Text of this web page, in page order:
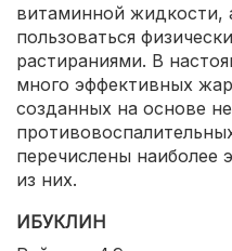
витаминной жидкости,
пользоваться
растираниями. В
много эффективных
созданных на основе
перечислены наиболее
из них.
ИБУКЛИН